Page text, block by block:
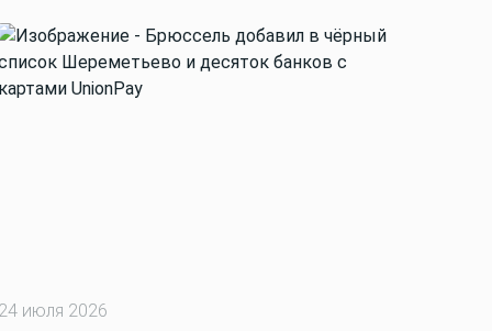
июля 2026